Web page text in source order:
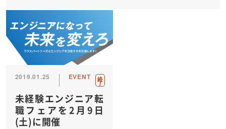
2019.01.25 EVENT 終
了
未経験エンジニア転
職フェアを2月9日
(土)に開催